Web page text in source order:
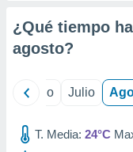
de¿Qué tiempo
agosto?
Junio Julio
T. Media: 24°C